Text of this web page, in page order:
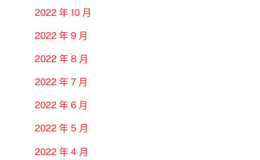
2022 年 10 月
2022 年 9 月
2022 年 8 月
2022 年 7 月
2022 年 6 月
2022 年 5 月
2022 年 4 月